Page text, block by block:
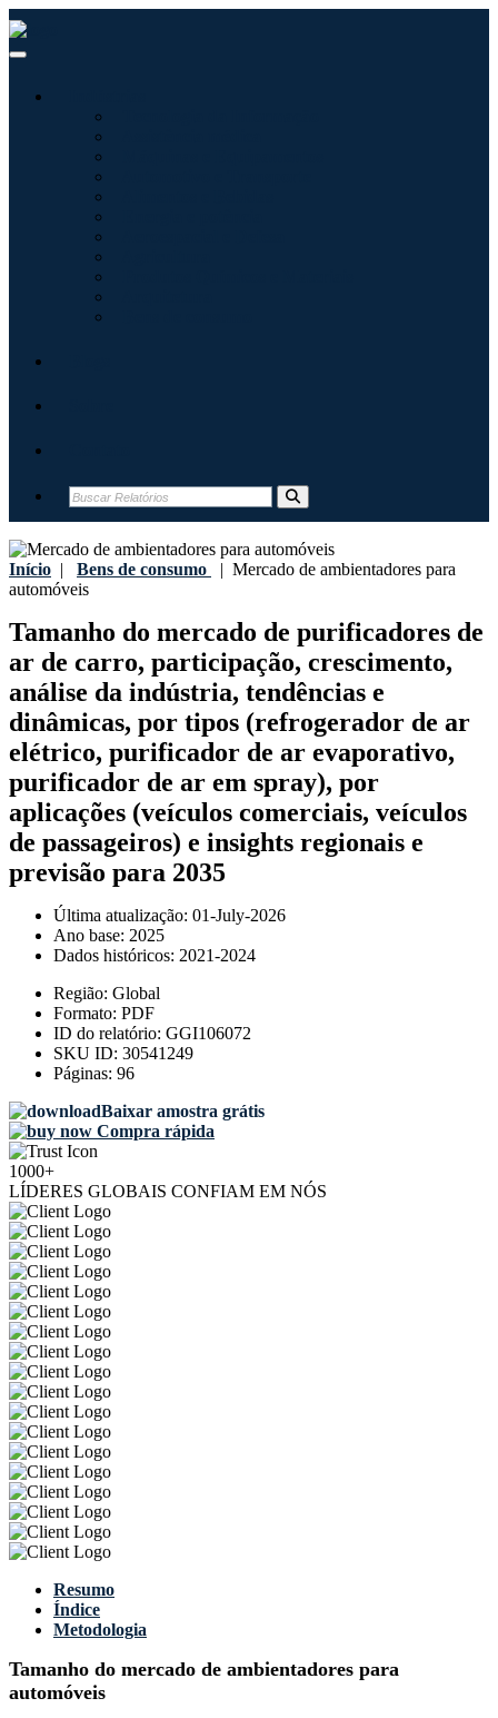
Início | Bens de consumo | Mercado de ambientadores para
automóveis
Tamanho do mercado de purificadores de
ar de carro, participação, crescimento,
análise da indústria, tendências e
dinâmicas, por tipos (refrogerador de ar
elétrico, purificador de ar evaporativo,
purificador de ar em spray), por
aplicações (veículos comerciais, veículos
de passageiros) e insights regionais e
previsão para 2035
Última atualização: 01-July-2026
Ano base: 2025
Dados históricos: 2021-2024
Região: Global
Formato: PDF
ID do relatório: GGI106072
SKU ID: 30541249
Páginas: 96
Baixar amostra grátis
Compra rápida
1000+
LÍDERES GLOBAIS CONFIAM EM NÓS
Resumo
Índice
Metodologia
Tamanho do mercado de ambientadores para
automóveis